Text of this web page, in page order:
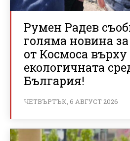
Румен Радев
голяма новина
от Космоса върху
екологичната
България!
ЧЕТВЪРТЪК, 6 АВГУСТ 2026